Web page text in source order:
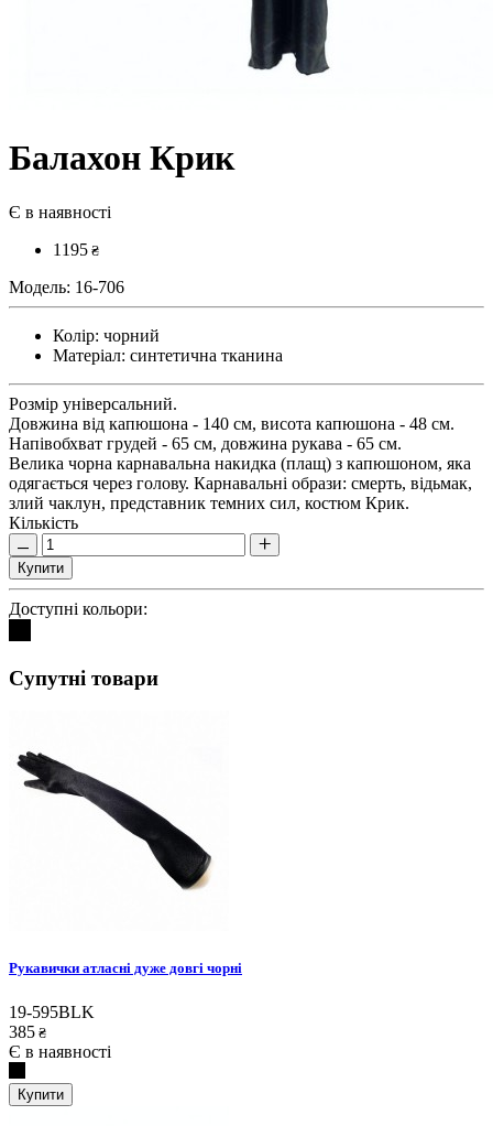
Балахон Крик
Є в наявності
1195 ₴
Модель: 16-706
Колір: чорний
Матеріал: синтетична тканина
Розмір універсальний.
Довжина від капюшона - 140 см, висота капюшона - 48 см.
Напівобхват грудей - 65 см, довжина рукава - 65 см.
Велика чорна карнавальна накидка (плащ) з капюшоном, яка
одягається через голову. Карнавальні образи: смерть, відьмак,
злий чаклун, представник темних сил, костюм Крик.
Кількість
Купити
Доступні кольори:
Супутні товари
Рукавички атласні дуже довгі чорні
19-595BLK
385 ₴
Є в наявності
Купити